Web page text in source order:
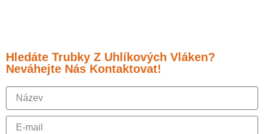
Hledáte Trubky Z Uhlíkových Vláken?
Neváhejte Nás Kontaktovat!